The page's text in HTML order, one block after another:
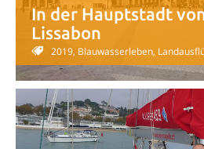
In der Hauptstadt
Lissabon
2019, Blauwasserleben,